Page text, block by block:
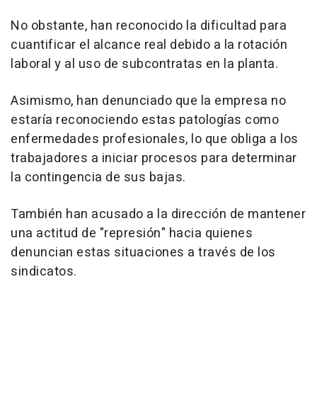
No obstante, han reconocido la dificultad para
cuantificar el alcance real debido a la rotación
laboral y al uso de subcontratas en la planta.
Asimismo, han denunciado que la empresa no
estaría reconociendo estas patologías como
enfermedades profesionales, lo que obliga a los
trabajadores a iniciar procesos para determinar
la contingencia de sus bajas.
También han acusado a la dirección de mantener
una actitud de "represión" hacia quienes
denuncian estas situaciones a través de los
sindicatos.